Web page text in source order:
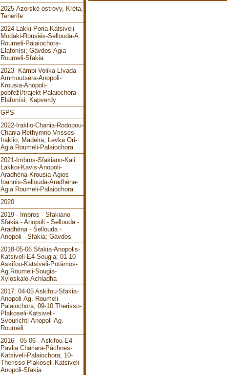
2025-Azorské ostrovy, Kréta,
Tenerife
2024-Lakki-Poria-Katsiveli-
Modaki-Rousiés-Sellouda-A.
Roumeli-Palaiochora-
Elafonísi; Gávdos-Agia
Roumeli-Sfakia
2023- Kámbi-Volika-Lívada-
Ammoutsera-Anopoli-
Krousia-Anopoli-
pobřeží/trajekt-Palaiochora-
Elafonísi; Kapverdy
GPS
2022-Iraklio-Chania-Rodopou-
Chania-Rethymno-Vrisses-
Iraklio; Madeira; Levka Ori-
Agia Roumeli-Palaiochora
2021-Imbros-Sfakiano-Kali
Lakkoi-Kavis-Anopoli-
Aradhéna-Krousia-Agios
Ioannis-Sellouda-Aradhéna-
Agia Roumeli-Palaiochora
2020
2019 - Imbros - Sfakiano -
Sfakia - Anopoli - Sellouda -
Aradhéna - Sellouda -
Anopoli - Sfakia; Gavdos
2018-05-06 Sfakia-Anopolis-
Katsiveli-E4-Sougia; 01-10
Askifou-Katsiveli-Potámos-
Ag.Roumeli-Sougia-
Xyloskalo-Achladha
2017: 04-05 Askifou-Sfakia-
Anopoli-Ag. Roumeli-
Palaiochora; 09-10 Therisso-
Plakoseli-Katsiveli-
Svourichti-Anopoli-Ag.
Roumeli
2016 - 05-06 - Askifou-E4-
Pavlia Charlara-Páchnes-
Katsiveli-Palaiochora; 10-
Therisso-Plakoseli-Katsiveli-
Anopoli-Sfakia